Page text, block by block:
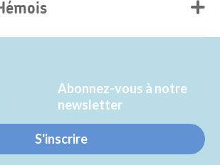
Abonnez-vous à notre
newsletter
S'inscrire